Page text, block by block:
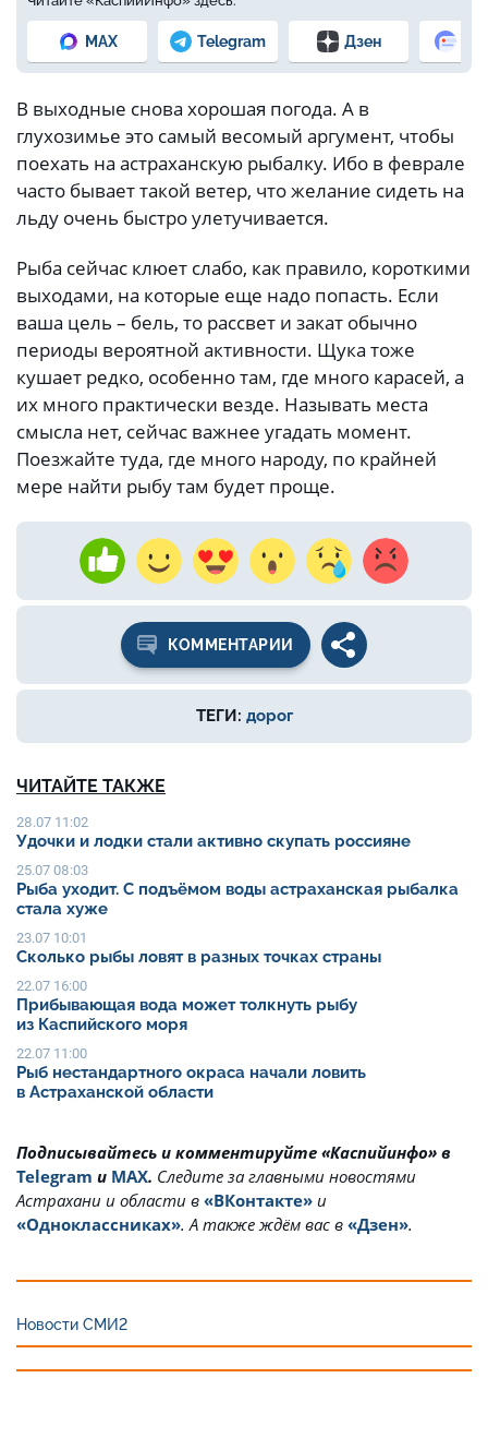
MAX Telegram Дзен
В выходные снова хорошая погода. А в
глухозимье это самый весомый аргумент, чтобы
поехать на астраханскую рыбалку. Ибо в феврале
часто бывает такой ветер, что желание сидеть на
льду очень быстро улетучивается.
Рыба сейчас клюет слабо, как правило, короткими
выходами, на которые еще надо попасть. Если
ваша цель – бель, то рассвет и закат обычно
периоды вероятной активности. Щука тоже
кушает редко, особенно там, где много карасей, а
их много практически везде. Называть места
смысла нет, сейчас важнее угадать момент.
Поезжайте туда, где много народу, по крайней
мере найти рыбу там будет проще.
КОММЕНТАРИИ
ТЕГИ: дорог
ЧИТАЙТЕ ТАКЖЕ
28.07 11:02
Удочки и лодки стали активно скупать россияне
25.07 08:03
Рыба уходит. С подъёмом воды астраханская рыбалка
стала хуже
23.07 10:01
Сколько рыбы ловят в разных точках страны
22.07 16:00
Прибывающая вода может толкнуть рыбу
из Каспийского моря
22.07 11:00
Рыб нестандартного окраса начали ловить
в Астраханской области
Подписывайтесь и комментируйте «Каспийинфо» в
Telegram и MAX. Cледите за главными новостями
Астрахани и области в «ВКонтакте» и
«Одноклассниках». А также ждём вас в «Дзен».
Новости СМИ2